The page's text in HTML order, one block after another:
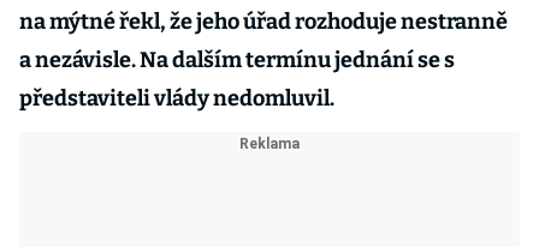
na mýtné řekl, že jeho úřad rozhoduje nestranně
a nezávisle. Na dalším termínu jednání se s
představiteli vlády nedomluvil.